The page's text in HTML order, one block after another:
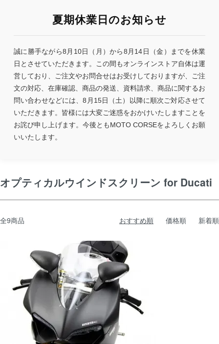
夏期休業日のお知らせ
誠に勝手ながら8月10日（月）から8月14日（金）までを休業
日とさせていただきます。この間もオンラインストア自体は運
営しており、ご注文やお問合せはお受けしておりますが、ご注
文の対応、在庫確認、商品の発送、資料請求、商品に関するお
問い合わせなどには、8月15日（土）以降に順次ご対応させて
いただきます。皆様には大変ご迷惑をおかけいたしますことを
お詫び申し上げます。今後ともMOTO CORSEをよろしくお願
いいたします。
オプティカルウインドスクリーン for Ducati
全9商品 おすすめ順 価格順 新着順